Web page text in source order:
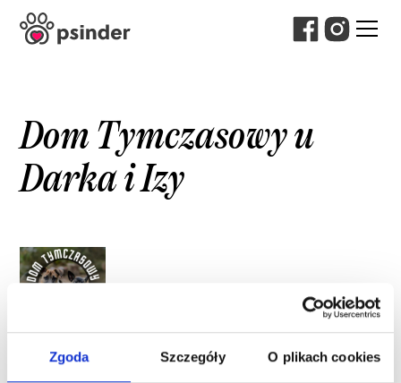
Zgoda Szczegóły O plikach cookies
Dom Tymczasowy u
Darka i Izy